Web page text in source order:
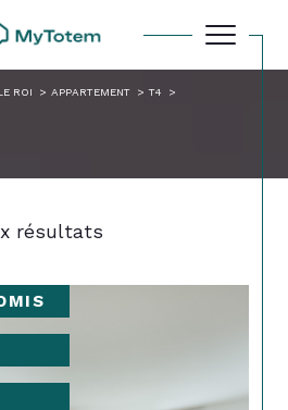
ROI APPARTEMENT
T4
résultats